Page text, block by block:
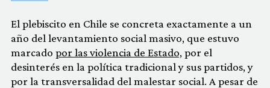
El plebiscito en Chile se concreta exactamente a un
año del levantamiento social masivo, que estuvo
marcado por las violencia de Estado, por el
desinterés en la política tradicional y sus partidos, y
por la transversalidad del malestar social. A pesar de